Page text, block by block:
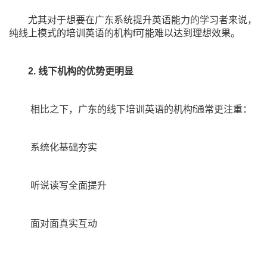
尤其对于想要在广东系统提升英语能力的学习者来说，
纯线上模式的培训英语的机构f可能难以达到理想效果。
2. 线下机构的优势更明显
相比之下，广东的线下培训英语的机构f通常更注重：
系统化基础夯实
听说读写全面提升
面对面真实互动